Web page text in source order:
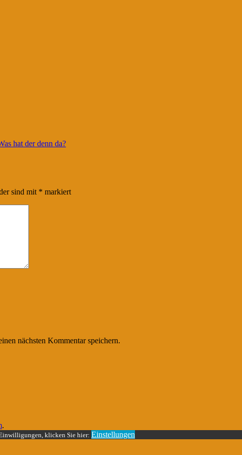
hat der denn da?
sind mit * markiert
nächsten Kommentar speichern.
.
klicken Sie hier: Einstellungen